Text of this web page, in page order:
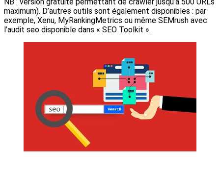
maximum). D’autres outils sont également disponibles : par
exemple, Xenu, MyRankingMetrics ou même SEMrush avec
l’audit seo disponible dans « SEO Toolkit ».